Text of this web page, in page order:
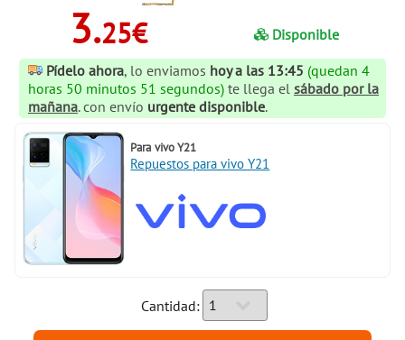
3.25€
Disponible
Pídelo ahora, lo enviamos hoy a las 13:45 (quedan 4
horas 50 minutos 50 segundos) te llega el sábado por la
mañana. con envío urgente disponible.
Para vivo Y21
Repuestos para vivo Y21
Cantidad: